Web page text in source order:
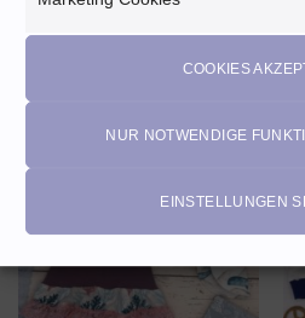
COOKIES
NUR NOTWENDIGE
EINSTELLUNGEN
Angebot!
AUF DEN